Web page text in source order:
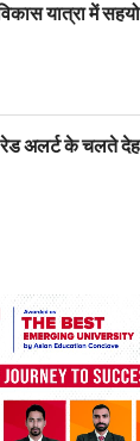
यात्रा में
रेड अलर्ट के चलते